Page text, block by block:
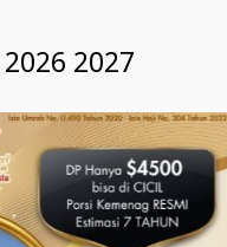
2026 2027